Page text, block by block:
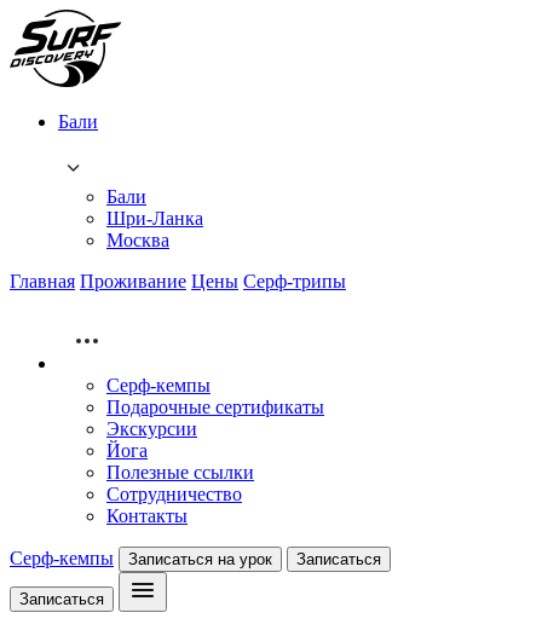
Бали
Бали
Шри-Ланка
Москва
Главная Проживание Цены Серф-трипы
Серф-кемпы
Подарочные сертификаты
Экскурсии
Йога
Полезные ссылки
Сотрудничество
Контакты
Серф-кемпы Записаться на урок Записаться
Записаться